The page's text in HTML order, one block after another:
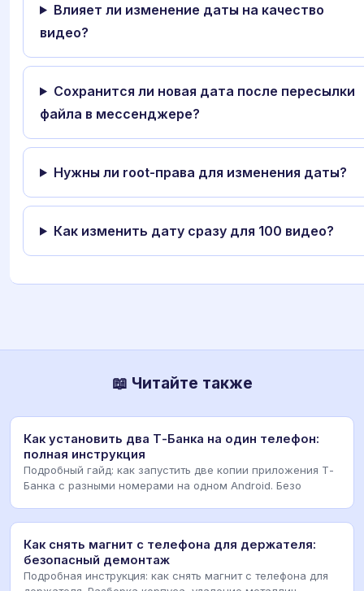
Влияет ли изменение даты на качество
видео?
Сохранится ли новая дата после пересылки
файла в мессенджере?
Нужны ли root-права для изменения даты?
Как изменить дату сразу для 100 видео?
📖 Читайте также
Как установить два Т-Банка на один телефон:
полная инструкция
Подробный гайд: как запустить две копии приложения Т-
Банка с разными номерами на одном Android. Безо
Как снять магнит с телефона для держателя:
безопасный демонтаж
Подробная инструкция: как снять магнит с телефона для